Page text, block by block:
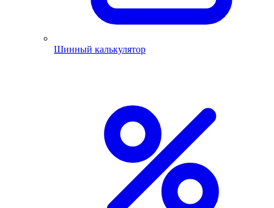
Шинный калькулятор